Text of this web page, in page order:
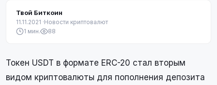
Твой Биткоин
11.11.2021 ·Новости криптовалют
1 мин.
88
Токен USDT в формате ERC-20 стал вторым
видом криптовалюты для пополнения депозита